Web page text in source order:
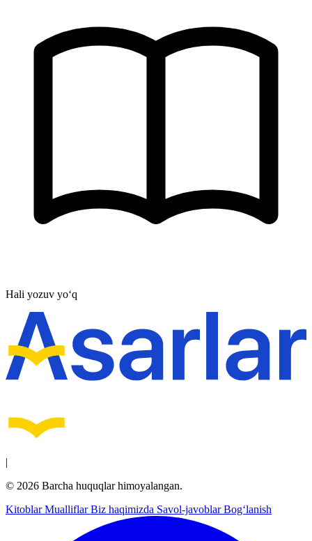
Hali yozuv yo‘q
|
© 2026 Barcha huquqlar himoyalangan.
KitoblarMualliflarBiz haqimizda Savol-javoblarBog‘lanish